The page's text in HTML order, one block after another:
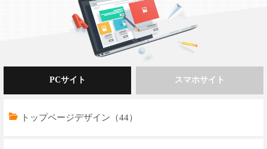
PCサイト
トップページデザイン（44）
スマホサイト